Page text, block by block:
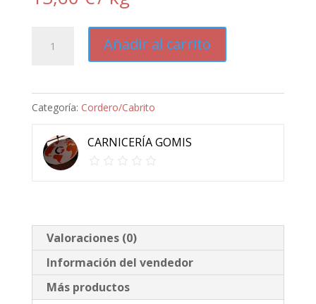
cantidad
Añadir al carrito
Categoría: Cordero/Cabrito
CARNICERÍA GOMIS
Valoraciones (0)
Información del vendedor
Más productos